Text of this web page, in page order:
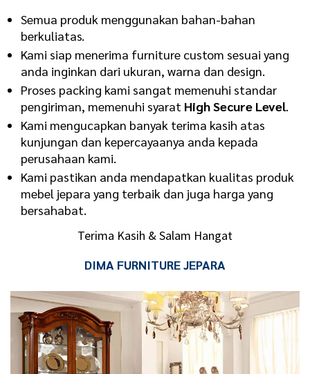
Semua produk menggunakan bahan-bahan
berkuliatas.
Kami siap menerima furniture custom sesuai yang
anda inginkan dari ukuran, warna dan design.
Proses packing kami sangat memenuhi standar
pengiriman, memenuhi syarat High Secure Level.
Kami mengucapkan banyak terima kasih atas
kunjungan dan kepercayaanya anda kepada
perusahaan kami.
Kami pastikan anda mendapatkan kualitas produk
mebel jepara yang terbaik dan juga harga yang
bersahabat.
Terima Kasih & Salam Hangat
DIMA FURNITURE JEPARA